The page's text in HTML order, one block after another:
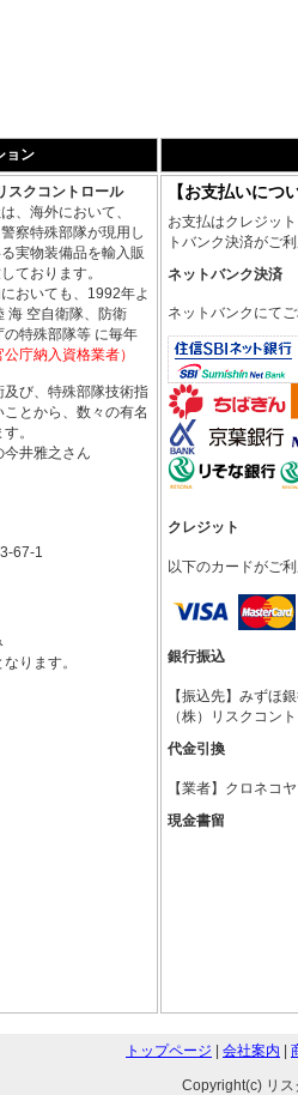
ョン
スクコントロール
、海外において、
察特殊部隊が現用し
実物装備品を輸入販
ております。
おいても、1992年よ
海 空自衛隊、防衛
特殊部隊等 に毎年
公庁納入資格業者）
及び、特殊部隊技術指
とから、数々の有名
。
井雅之さん
67-1
ります。
【お支払いにつ
お支払はクレジッ
トバンク決済がご
ネットバンク決済
ネットバンクにて
クレジット
以下のカードがご
銀行振込
【振込先】みずほ
（株）リスクコン
代金引換
【業者】クロネコ
現金書留
トップページ | 会社案内 |
Copyright(c) リ